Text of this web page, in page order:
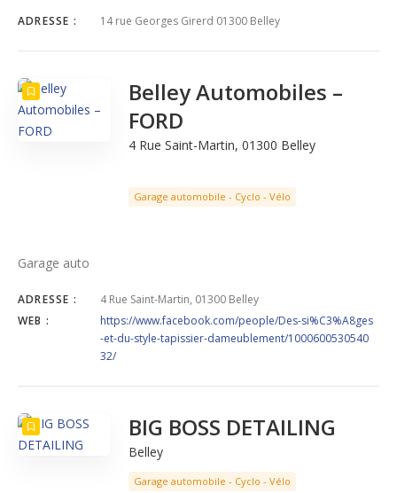
ADRESSE : 14 rue Georges Girerd 01300 Belley
Belley Automobiles –
FORD
4 Rue Saint-Martin, 01300 Belley
Garage automobile - Cyclo - Vélo
Garage auto
ADRESSE :
4 Rue Saint-Martin, 01300 Belley
WEB :
https://www.facebook.com/people/Des-si%C3%A8ges
-et-du-style-tapissier-dameublement/1000600530540
32/
BIG BOSS DETAILING
Belley
Garage automobile - Cyclo - Vélo